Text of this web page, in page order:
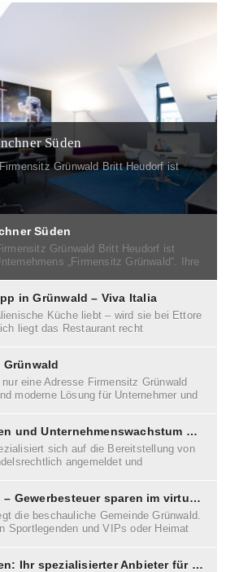
Süden
Grünwald Britt Heudorf ist
Süden
Grünwald Britt Heudorf ist
„Firmensitz Grünwald“. Ihre
in Grünwald – Viva Italia
Küche liebt – wird sie bei Ettore
liegt das Restaurant recht
Grünwald
eine Adresse Firmensitz Grünwald
moderne Lösung für Unternehmer und
Gewerbesteuer sparen und Unternehmenswachstum beschleunigen in Grünwald
sich auf die Bereitstellung von
angemeldet und
Firmensitz Grünwald – Gewerbesteuer sparen im virtuellen Office mit einem Hebesatz von 240%
die beschauliche Gemeinde Grünwald.
Sportlegenden und VIPs oder Heimat
Gewerbesteuer sparen: Ihr spezialisierter Anbieter für Firmensitz in Grünwald und virtuelles Büro